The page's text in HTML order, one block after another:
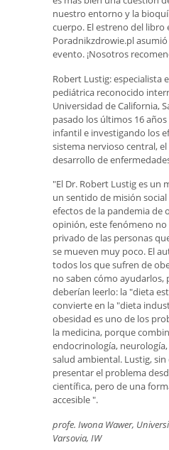
nuestro entorno y la
cuerpo. El estreno del libro
Poradnikzdrowie.pl
evento. ¡Nosotros
Robert Lustig: especialista
pediátrica reconocido
Universidad de California,
pasado los últimos 16
infantil e investigando los
sistema nervioso central,
desarrollo de
"El Dr. Robert Lustig es un
un sentido de misión
efectos de la pandemia de
opinión, este fenómeno
privado de las personas
se mueven muy poco. El
todos los que sufren de
no saben cómo ayudarlos,
deberían leerlo: la "dieta
convierte en la "dieta
obesidad es uno de los
la medicina, porque
endocrinología,
salud ambiental. Lustig,
presentar el problema
científica, pero de una
accesible ".
profe. Iwona Wawer,
Varsovia, IW